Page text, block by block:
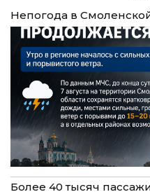
Непогода в
Более 40 тысяч